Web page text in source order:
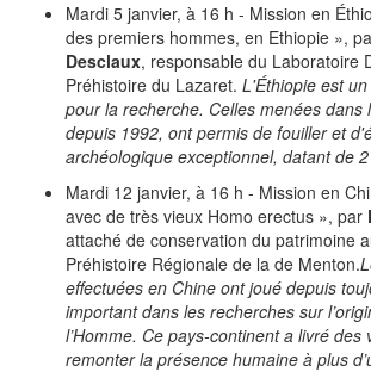
Mardi 5 janvier, à 16 h - Mission en
des premiers hommes, en Ethiopie »,
Desclaux, responsable du Laboratoire
Préhistoire du Lazaret. L'Éthiopie est
pour la recherche. Celles menées dans
depuis 1992, ont permis de fouiller et
archéologique exceptionnel, datant de
Mardi 12 janvier, à 16 h - Mission en
avec de très vieux Homo erectus », par
attaché de conservation du patrimoine
Préhistoire Régionale de la de Menton.
effectuées en Chine ont joué depuis
important dans les recherches sur
l’Homme. Ce pays-continent a livré des
remonter la présence humaine à plus